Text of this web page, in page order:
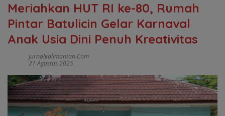
Meriahkan HUT RI ke-80, Rumah
Pintar Batulicin Gelar Karnaval
Anak Usia Dini Penuh Kreativitas
Jurnalkalimantan.com
21 Agustus 2025